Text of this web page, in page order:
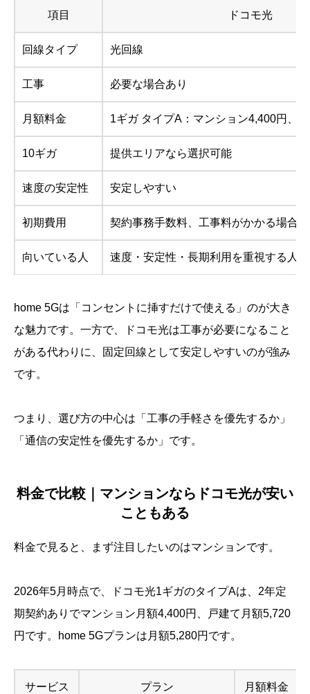
項目
ドコモ光
回線タイプ 光回線
工事 必要な場合あり
月額料金 1ギガ タイプA：マンション4,400円、
10ギガ 提供エリアなら選択可能
速度の安定性 安定しやすい
初期費用 契約事務手数料、工事料がかかる場合
向いている人 速度・安定性・長期利用を重視する人
home 5Gは「コンセントに挿すだけで使える」のが大き
な魅力です。一方で、ドコモ光は工事が必要になること
がある代わりに、固定回線として安定しやすいのが強み
です。
つまり、選び方の中心は「工事の手軽さを優先するか」
「通信の安定性を優先するか」です。
料金で比較｜マンションならドコモ光が安い
こともある
料金で見ると、まず注目したいのはマンションです。
2026年5月時点で、ドコモ光1ギガのタイプAは、2年定
期契約ありでマンション月額4,400円、戸建て月額5,720
円です。home 5Gプランは月額5,280円です。
サービス プラン 月額料金